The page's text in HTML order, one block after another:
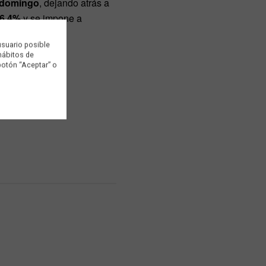
y se impone a
posible
de
“Aceptar” o